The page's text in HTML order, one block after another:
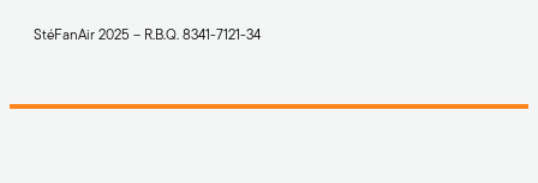
StéFanAir 2025 – R.B.Q. 8341-7121-34